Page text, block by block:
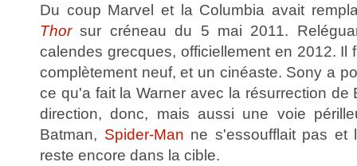
Du coup Marvel et la Columbia avait
Thorsur créneau du 5 mai 2011.
calendes grecques, officiellement en 2012. Il
complètement neuf, et un cinéaste. Sony a
ce qu'a fait la Warner avec la résurrection de
direction, donc, mais aussi une voie
Batman, Spider-Man ne s'essoufflait pas et
reste encore dans la cible.